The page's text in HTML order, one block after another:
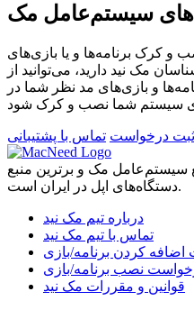
سیستم‌عامل مک
کرک برنامه‌ها و یا بازی‌های
مک نید دارید، می‌توانید از
و بازی‌های مد نظر شما در
ثبت درخواست تماس با پشتیبانی
مک و برترین منبع
دستگاه‌های اپل در ایران است.
درباره تیم مک نید
تماس با تیم مک نید
کردن برنامه/بازی
نصب برنامه/بازی
قوانین و مقررات مک نید